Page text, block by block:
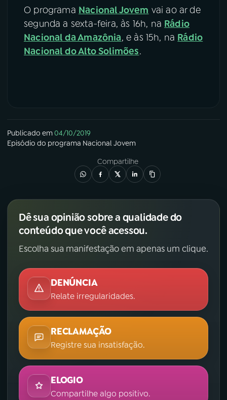
O programa Nacional Jovem vai ao ar de
segunda a sexta-feira, às 16h, na Rádio
Nacional da Amazônia, e às 15h, na Rádio
Nacional do Alto Solimões.
Publicado em04/10/2019
Episódio do programa Nacional Jovem
Compartilhe
Dê sua opinião sobre a qualidade do
conteúdo que você acessou.
Escolha sua manifestação em apenas um clique.
DENÚNCIA
Relate irregularidades.
RECLAMAÇÃO
Registre sua insatisfação.
ELOGIO
Compartilhe algo positivo.